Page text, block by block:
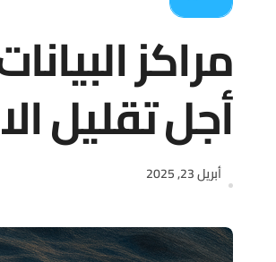
مراكز
أجل تقليل
أبريل 23, 2025